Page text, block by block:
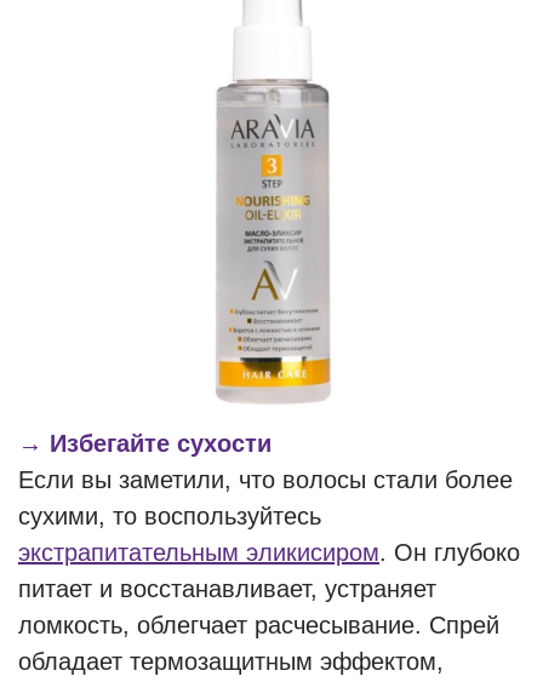
→ Избегайте сухости
Если вы заметили, что волосы стали более
сухими, то воспользуйтесь
экстрапитательным эликисиром. Он глубоко
питает и восстанавливает, устраняет
ломкость, облегчает расчесывание. Спрей
обладает термозащитным эффектом,